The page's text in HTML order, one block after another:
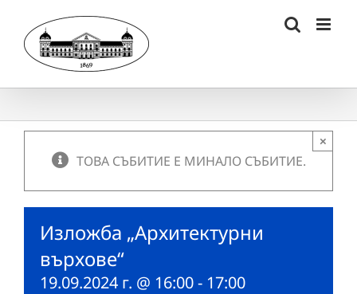
content
ТОВА СЪБИТИЕ Е МИНАЛО СЪБИТИЕ.
×
Изложба „Архитектурни
върхове“
19.09.2024 г. @ 16:00- 17:00